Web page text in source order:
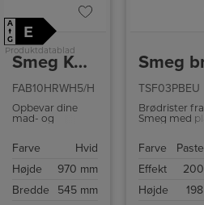
A
↑
G
E
Produktdatablad
Smeg Køleskab
FAB10HRWH5/H
Opbevar dine
mad- og
køleskab
Køleskabet har
moderne
Farve
Hvid
Højde
970 mm
Bredde
545 mm
TSF03PBEU
Brødrister fra
Smeg med
og mulighed
og optøning
funktionen
Farve
Effekt
Højde